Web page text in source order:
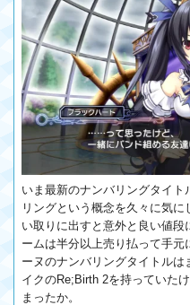
いま最新のナンバリングタイ
リングという概念を久々に気
い取りに出すと意外と良い値
ームは半分以上売り払って手元
ーヌのナンバリングタイトル
イクのRe;Birth 2を持っていた
まったか。